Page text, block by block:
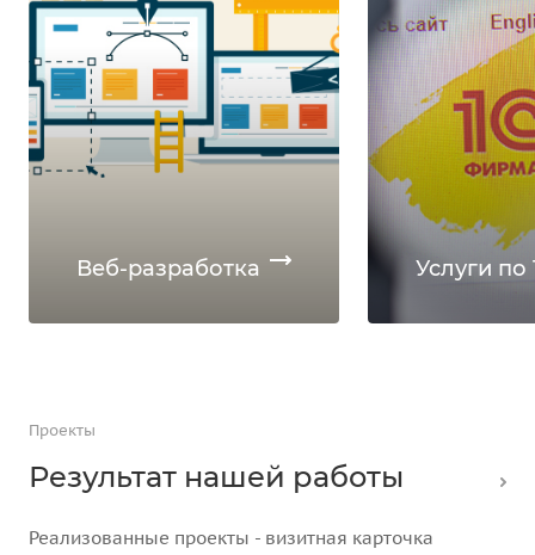
Веб-разработка Услуги по
Проекты
Результат нашей работы
Реализованные проекты - визитная карточка